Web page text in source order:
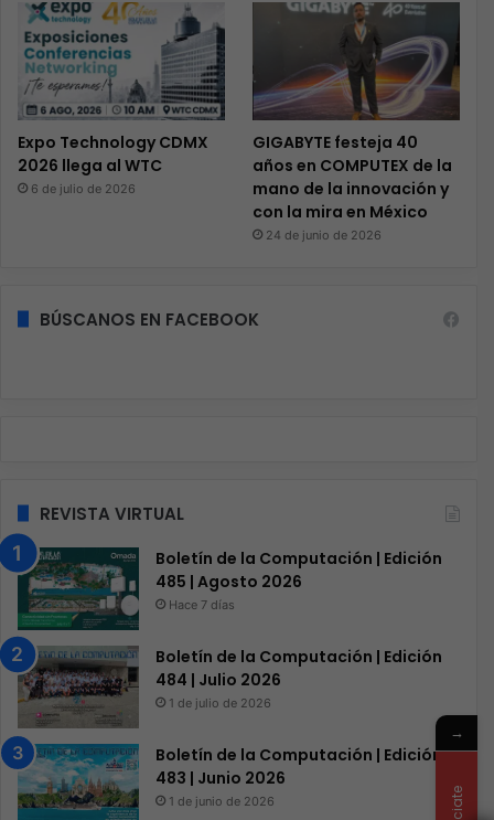
Expo Technology CDMX
2026 llega al WTC
6 de julio de 2026
GIGABYTE festeja 40
años en COMPUTEX de la
mano de la innovación y
con la mira en México
24 de junio de 2026
BÚSCANOS EN FACEBOOK
REVISTA VIRTUAL
Boletín de la Computación | Edición
485 | Agosto 2026
Hace 7 días
Boletín de la Computación | Edición
484 | Julio 2026
1 de julio de 2026
Boletín de la Computación | Edición
483 | Junio 2026
1 de junio de 2026
→